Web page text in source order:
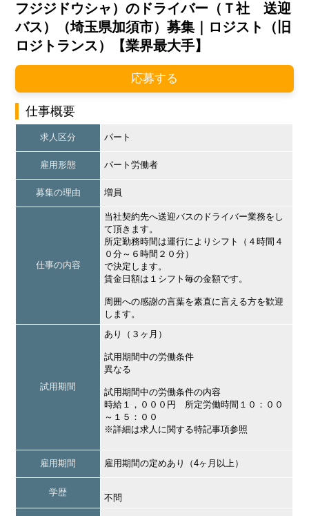
フジジドウシャ）のドライバー（Ｔ社 送迎
バス）（埼玉県加須市）募集｜ロジスト（旧
ロジトランス）【業界最大手】
応募する
仕事概要
求人区分 パート
雇用形態 パート労働者
募集の理由 増員
仕事の内容
当社契約先へ送迎バスのドライバー業務をし
て頂きます。
所定勤務時間は運行によりシフト（４時間４
０分～６時間２０分）
で決定します。
賃金日額は１シフト毎の金額です。
周囲への感謝の言葉を素直に言える方を歓迎
します。
試用期間
あり（３ヶ月）
試用期間中の労働条件
異なる
試用期間中の労働条件の内容
時給１，０００円 所定労働時間１０：００
～１５：００
※詳細は求人に関する特記事項参照
雇用期間 雇用期間の定めあり（4ヶ月以上）
学歴
不問